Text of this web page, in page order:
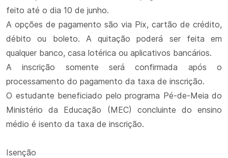
feito até o dia 10 de junho.
A opções de pagamento são via Pix, cartão de crédito,
débito ou boleto. A quitação poderá ser feita em
qualquer banco, casa lotérica ou aplicativos bancários.
A inscrição somente será confirmada após o
processamento do pagamento da taxa de inscrição.
O estudante beneficiado pelo programa Pé-de-Meia do
Ministério da Educação (MEC) concluinte do ensino
médio é isento da taxa de inscrição.
Isenção